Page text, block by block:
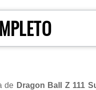
de Dragon Ball Z 111